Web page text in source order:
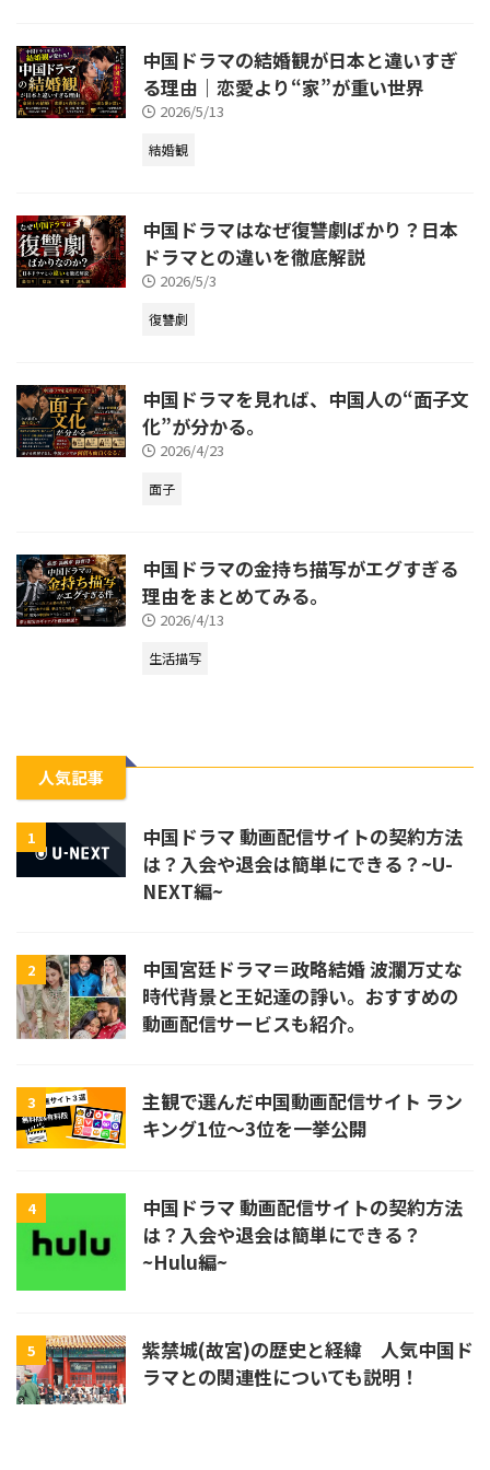
中国ドラマの結婚観が日本と違いすぎ
る理由｜恋愛より“家”が重い世界
2026/5/13
結婚観
中国ドラマはなぜ復讐劇ばかり？日本
ドラマとの違いを徹底解説
2026/5/3
復讐劇
中国ドラマを見れば、中国人の“面子文
化”が分かる。
2026/4/23
面子
中国ドラマの金持ち描写がエグすぎる
理由をまとめてみる。
2026/4/13
生活描写
人気記事
1
中国ドラマ 動画配信サイトの契約方法
は？入会や退会は簡単にできる？~U-
NEXT編~
2
中国宮廷ドラマ＝政略結婚 波瀾万丈な
時代背景と王妃達の諍い。おすすめの
動画配信サービスも紹介。
3
主観で選んだ中国動画配信サイト ラン
キング1位〜3位を一挙公開
4
中国ドラマ 動画配信サイトの契約方法
は？入会や退会は簡単にできる？
~Hulu編~
5
紫禁城(故宮)の歴史と経緯 人気中国ド
ラマとの関連性についても説明！